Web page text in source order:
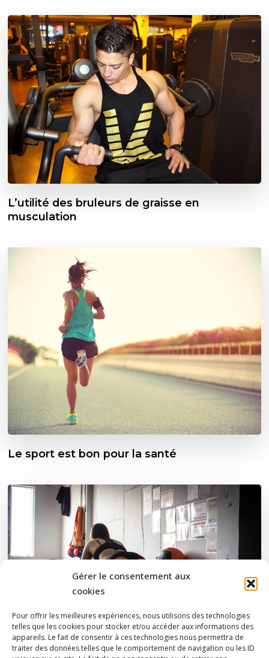
Gérer le consentement aux
cookies
Pour offrir les meilleures expériences, nous utilisons des technologies
telles que les cookies pour stocker et/ou accéder aux informations des
appareils. Le fait de consentir à ces technologies nous permettra de
traiter des données telles que le comportement de navigation ou les ID
L’utilité des bruleurs de graisse en
musculation
Le sport est bon pour la santé